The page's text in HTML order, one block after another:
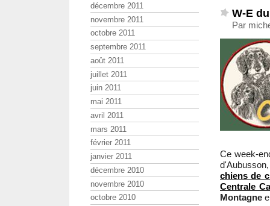
W-E
Par
Ce week-
chiens de
Centrale
Montagne
décembre 2011
novembre 2011
octobre 2011
septembre 2011
août 2011
juillet 2011
juin 2011
mai 2011
avril 2011
mars 2011
février 2011
janvier 2011
décembre 2010
novembre 2010
octobre 2010